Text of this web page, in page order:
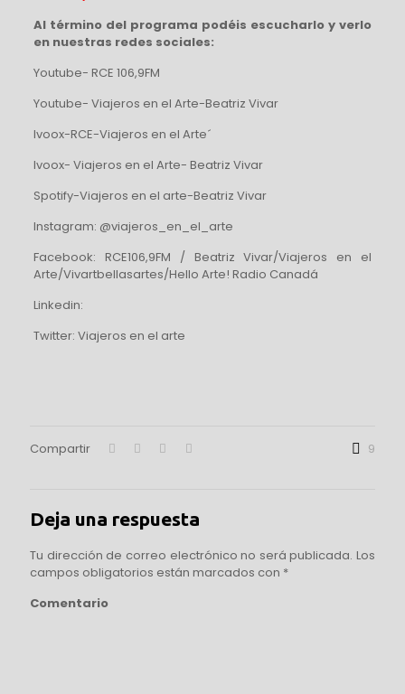
Al término del programa podéis escucharlo y verlo
en nuestras redes sociales:
Youtube- RCE 106,9FM
Youtube- Viajeros en el Arte-Beatriz Vivar
Ivoox-RCE-Viajeros en el Arte´
Ivoox- Viajeros en el Arte- Beatriz Vivar
Spotify-Viajeros en el arte-Beatriz Vivar
Instagram: @viajeros_en_el_arte
Facebook: RCE106,9FM / Beatriz Vivar/Viajeros en el
Arte/Vivartbellasartes/Hello Arte! Radio Canadá
Linkedin:
Twitter: Viajeros en el arte
Compartir 9
Deja una respuesta
Tu dirección de correo electrónico no será publicada. Los
campos obligatorios están marcados con *
Comentario